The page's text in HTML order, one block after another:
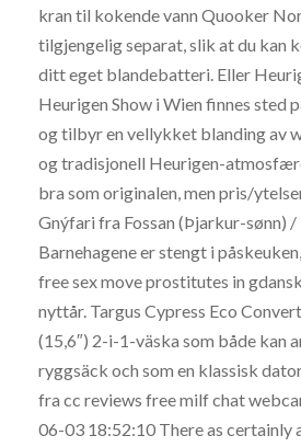
kran til kokende vann Quooker
tilgjengelig separat, slik at du kan
ditt eget blandebatteri. Eller
Heurigen Show i Wien finnes sted
og tilbyr en vellykket blanding av
og tradisjonell Heurigen-
bra som originalen, men pris/
Gnýfari fra Fossan (Þjarkur-sønn) /
Barnehagene er stengt i
free sex move prostitutes in
nyttår. Targus Cypress Eco
(15,6″) 2-i-1-väska som både kan
ryggsäck och som en klassisk
fra cc reviews free milf chat
06-03 18:52:10 There as certainly